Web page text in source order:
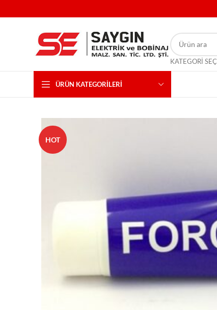
KATEGORI SEÇ
ÜRÜN KATEGORILERI
HOT